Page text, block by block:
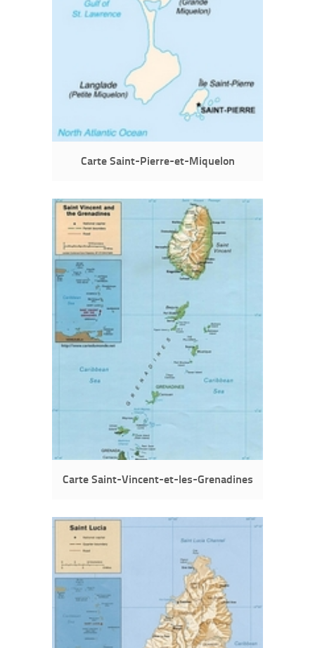
Carte Saint-Pierre-et-Miquelon
Carte Saint-Vincent-et-les-Grenadines